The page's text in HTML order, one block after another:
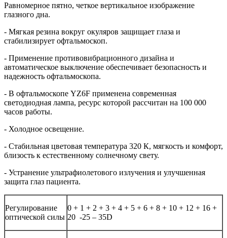
Равномерное пятно, четкое вертикальное изображение
глазного дна.
- Мягкая резина вокруг окуляров защищает глаза и
стабилизирует офтальмоскоп.
- Применение противовибрационного дизайна и
автоматическое выключение обеспечивает безопасность и
надежность офтальмоскопа.
- В офтальмоскопе YZ6F применена современная
светодиодная лампа, ресурс которой рассчитан на 100 000
часов работы.
- Холодное освещение.
- Стабильная цветовая температура 320 К, мягкость и комфорт,
близость к естественному солнечному свету.
- Устранение ультрафиолетового излучения и улучшенная
защита глаз пациента.
Регулирование
оптической силы
0 + 1 + 2 + 3 + 4 + 5 + 6 + 8 + 10 + 12 + 16 +
20 -25 – 35D